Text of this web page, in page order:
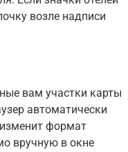
возле надписи
вам участки карты
автоматически
формат
вручную в окне